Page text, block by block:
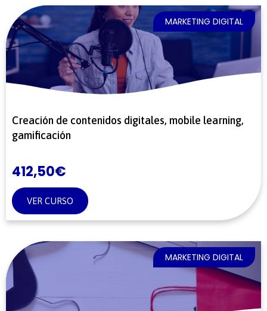
MARKETING DIGITAL
Creación de contenidos digitales, mobile learning,
gamificación
412,50€
VER CURSO
MARKETING DIGITAL